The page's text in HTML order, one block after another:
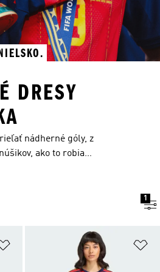
DRESY
nádherné góly, z
ako to robia
Furia Española“. Navštív
Španielska, búnd,
hráčom aj fanúšikom
vyrobené z jemného a
1
Pridať do zoznamu želaných